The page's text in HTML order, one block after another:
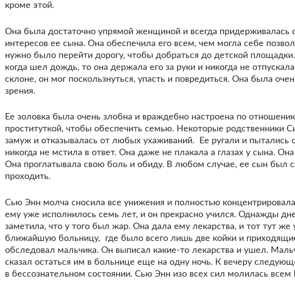
кроме этой.
Она была достаточно упрямой женщиной и всегда придерживалась
интересов ее сына. Она обеспечила его всем, чем могла себе
нужно было перейти дорогу, чтобы добраться до детской
когда шел дождь, то она держала его за руки и никогда не
склоне, он мог поскользнуться, упасть и повредиться. Она была
зрения.
Ее золовка была очень злобна и враждебно настроена по
проституткой, чтобы обеспечить семью. Некоторые родственники
замуж и отказывалась от любых ухаживаний. Ее ругали и
никогда не мстила в ответ. Она даже не плакала а глазах у сына.
Она проглатывала свою боль и обиду. В любом случае, ее сын был
проходить.
Сью Энн молча сносила все унижения и полностью
ему уже исполнилось семь лет, и он прекрасно учился. Однажды
заметила, что у того был жар. Она дала ему лекарства, и тот тут
ближайшую больницу, где было всего лишь две койки и
обследовал мальчика. Он выписал какие-то лекарства и ушел.
сказал остаться им в больнице еще на одну ночь. К вечеру
в бессознательном состоянии. Сью Энн изо всех сил молилась